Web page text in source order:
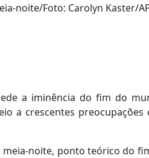
noite/Foto: Carolyn Kaster/
a iminência do fim do
a crescentes preocupações
meia-noite, ponto teórico do